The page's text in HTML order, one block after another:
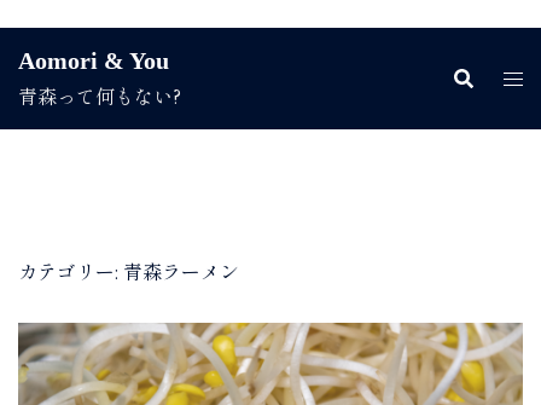
Aomori & You
青森って何もない?
カテゴリー: 青森ラーメン